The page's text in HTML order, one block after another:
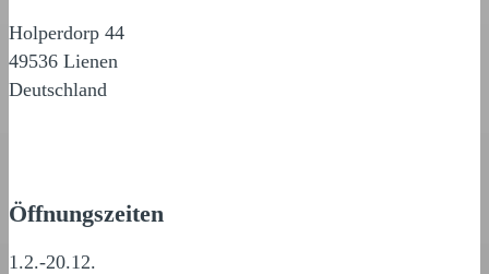
Holperdorp 44
49536 Lienen
Deutschland
Öffnungszeiten
1.2.-20.12.